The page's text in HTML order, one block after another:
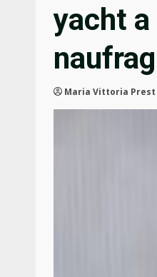
yacht
Maria Vittoria Prest